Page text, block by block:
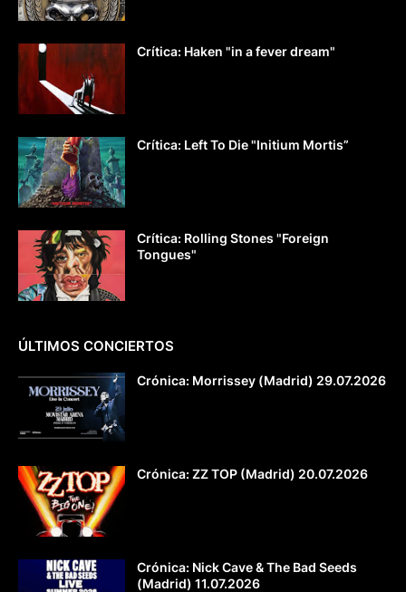
Crítica: Haken "in a fever dream"
Crítica: Left To Die "Initium Mortis”
Crítica: Rolling Stones "Foreign
Tongues"
ÚLTIMOS CONCIERTOS
Crónica: Morrissey (Madrid) 29.07.2026
Crónica: ZZ TOP (Madrid) 20.07.2026
Crónica: Nick Cave & The Bad Seeds
(Madrid) 11.07.2026